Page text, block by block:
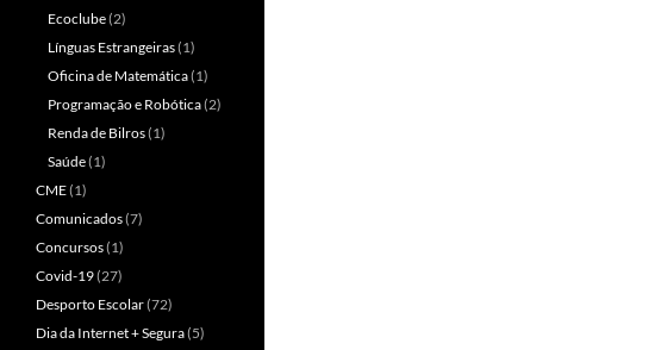
Ecoclube(2)
Línguas Estrangeiras(1)
Oficina de Matemática(1)
Programação e Robótica(2)
Renda de Bilros(1)
Saúde(1)
CME(1)
Comunicados(7)
Concursos(1)
Covid-19(27)
Desporto Escolar(72)
Dia da Internet + Segura(5)